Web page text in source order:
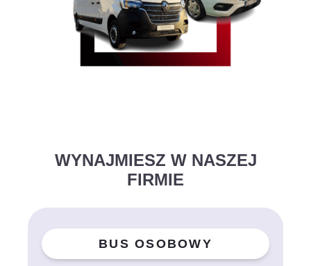
WYNAJMIESZ W NASZEJ
FIRMIE
BUS OSOBOWY